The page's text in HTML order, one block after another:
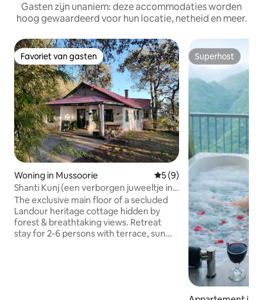
Gasten zijn unaniem: deze accommodaties worden
hoog gewaardeerd voor hun locatie, netheid en meer.
Favoriet van gasten
Favoriet van gasten
Woning in Mussoorie Gemiddelde beoordeling
5 (9)
Shanti Kunj (een verborgen juweeltje in
Landour) - Hoofdverdieping
The exclusive main floor of a secluded
Landour heritage cottage hidden by
forest & breathtaking views. Retreat
stay for 2-6 persons with terrace, sun
Superhost
Superhost